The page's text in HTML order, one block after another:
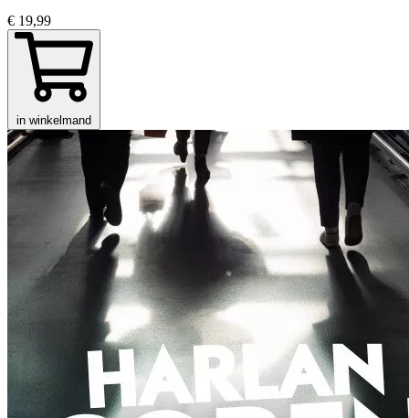
€ 19,99
in winkelmand